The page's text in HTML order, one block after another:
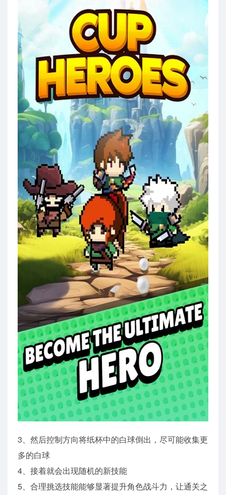
3、然后控制方向将纸杯中的白球倒出，尽可能收集更
多的白球
4、接着就会出现随机的新技能
5、合理挑选技能能够显著提升角色战斗力，让通关之